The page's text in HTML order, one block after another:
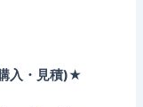
入・見積)★